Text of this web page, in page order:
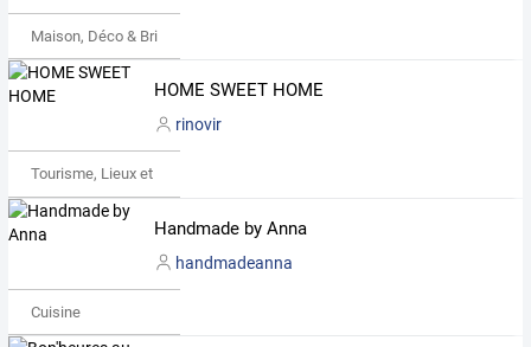
Maison, Déco & Bricolage
HOME SWEET HOME
rinovir
Tourisme, Lieux et Événements
Handmade by Anna
handmadeanna
Cuisine